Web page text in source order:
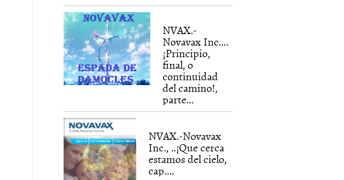
NVAX.-
Novavax Inc….
¡Principio,
final, o
continuidad
del camino!,
parte...
NVAX.-Novavax
Inc., ..¡Que cerca
estamos del cielo,
cap....